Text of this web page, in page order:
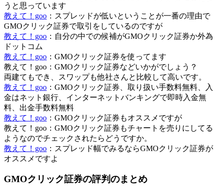
うと思っています
教えて！goo ：スプレッドが低いということが一番の理由で
GMOクリック証券で取引をしているのですが
教えて！goo ：自分の中での候補がGMOクリック証券か外為
ドットコム
教えて！goo ：GMOクリック証券を使ってます
教えて！goo：GMOクリック証券などいかがでしょう？
両建てもでき、スワップも他社さんと比較して高いです。
教えて！goo ：GMOクリック証券、取り扱い手数料無料、入
金はネット銀行、インターネットバンキングで即時入金無
料、出金手数料無料
教えて！goo ：GMOクリック証券もオススメですが
教えて！goo：GMOクリック証券もチャートを売りにしてる
ようなのでチェックされたらどうですか。
教えて！goo ：スプレッド幅でみるならGMOクリック証券が
オススメですよ
GMOクリック証券の評判のまとめ